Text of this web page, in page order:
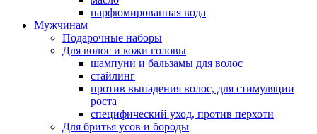
парфюмированная вода
Мужчинам
Подарочные наборы
Для волос и кожи головы
шампуни и бальзамы для волос
стайлинг
против выпадения волос, для стимуляции
роста
специфический уход, против перхоти
Для бритья усов и бороды